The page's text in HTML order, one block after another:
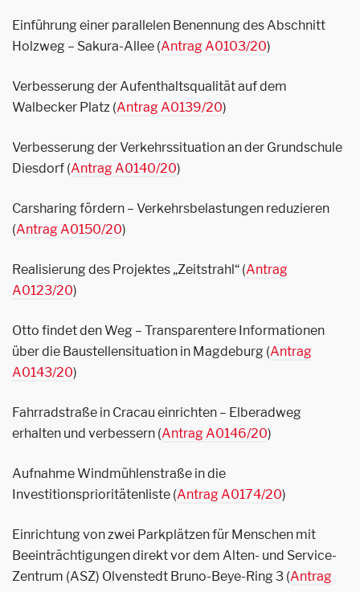
Einführung einer parallelen Benennung des Abschnitt
Holzweg – Sakura-Allee (Antrag A0103/20)
Verbesserung der Aufenthaltsqualität auf dem
Walbecker Platz (Antrag A0139/20)
Verbesserung der Verkehrssituation an der Grundschule
Diesdorf (Antrag A0140/20)
Carsharing fördern – Verkehrsbelastungen reduzieren
(Antrag A0150/20)
Realisierung des Projektes „Zeitstrahl“ (Antrag
A0123/20)
Otto findet den Weg – Transparentere Informationen
über die Baustellensituation in Magdeburg (Antrag
A0143/20)
Fahrradstraße in Cracau einrichten – Elberadweg
erhalten und verbessern (Antrag A0146/20)
Aufnahme Windmühlenstraße in die
Investitionsprioritätenliste (Antrag A0174/20)
Einrichtung von zwei Parkplätzen für Menschen mit
Beeinträchtigungen direkt vor dem Alten- und Service-
Zentrum (ASZ) Olvenstedt Bruno-Beye-Ring 3 (Antrag